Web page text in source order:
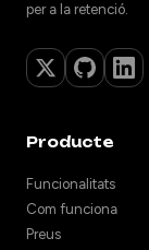
per a la retenció.
Producte
Funcionalitats
Com funciona
Preus